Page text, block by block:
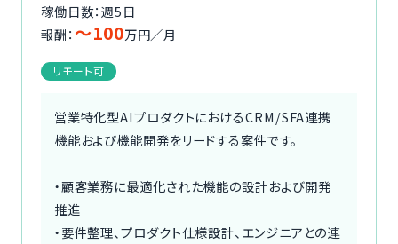
稼働日数：週5日
報酬： 〜100万円／月
リモート可
営業特化型AIプロダクトにおけるCRM/SFA連携
機能および機能開発をリードする案件です。
・顧客業務に最適化された機能の設計および開発
推進
・要件整理、プロダクト仕様設計、エンジニアとの連